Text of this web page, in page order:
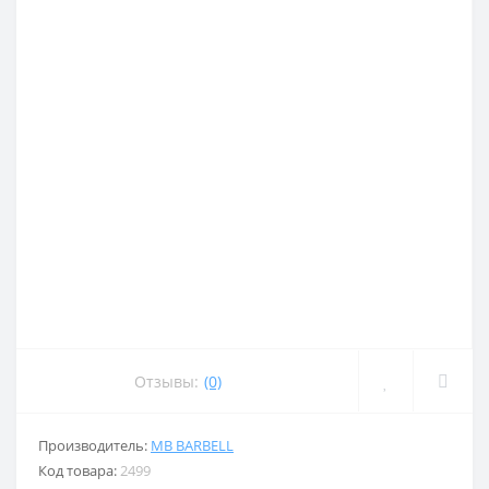
Отзывы: (0)
Производитель: MB BARBELL
Код товара:2499